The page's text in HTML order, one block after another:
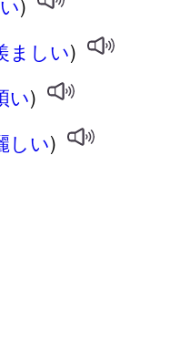
)
ましい)
い)
しい)